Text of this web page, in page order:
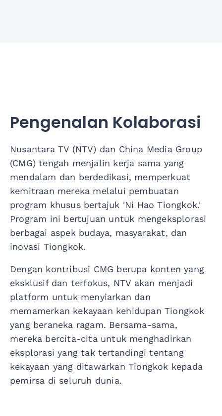
Pengenalan Kolaborasi
Nusantara TV (NTV) dan China Media Group
(CMG) tengah menjalin kerja sama yang
mendalam dan berdedikasi, memperkuat
kemitraan mereka melalui pembuatan
program khusus bertajuk 'Ni Hao Tiongkok.'
Program ini bertujuan untuk mengeksplorasi
berbagai aspek budaya, masyarakat, dan
inovasi Tiongkok.
Dengan kontribusi CMG berupa konten yang
eksklusif dan terfokus, NTV akan menjadi
platform untuk menyiarkan dan
memamerkan kekayaan kehidupan Tiongkok
yang beraneka ragam. Bersama-sama,
mereka bercita-cita untuk menghadirkan
eksplorasi yang tak tertandingi tentang
kekayaan yang ditawarkan Tiongkok kepada
pemirsa di seluruh dunia.